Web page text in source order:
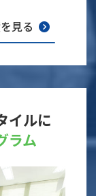
見る
イルに
ラム